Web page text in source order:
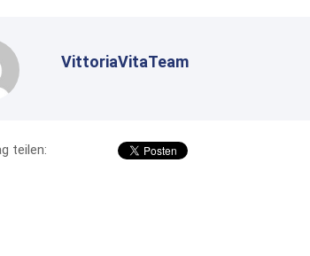
VittoriaVitaTeam
teilen: